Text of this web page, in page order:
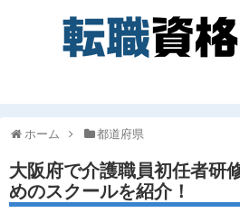
ホーム 都道府県
大阪府で介護職員初任者研
めのスクールを紹介！